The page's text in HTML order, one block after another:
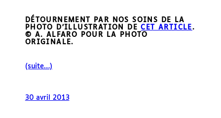
DÉTOURNEMENT PAR NOS SOINS DE LA
PHOTO D’ILLUSTRATION DECET ARTICLE.
© A. ALFARO POUR LA PHOTO
ORIGINALE.
(suite…)
30 avril 2013